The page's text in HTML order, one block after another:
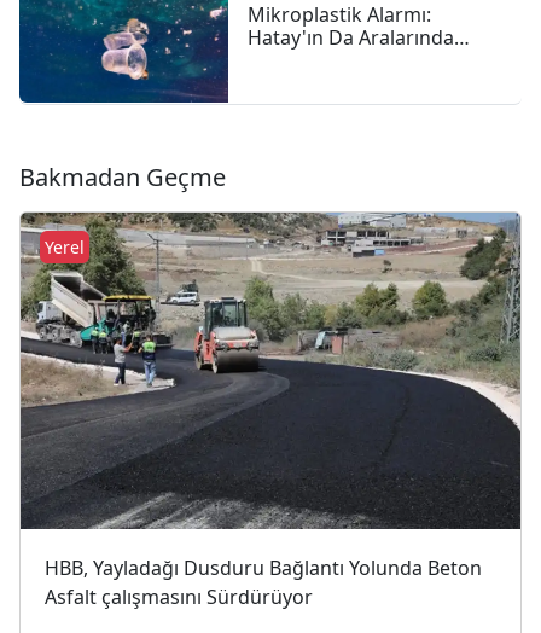
Mikroplastik Alarmı:
Hatay'ın Da Aralarında
Bakmadan Geçme
HBB, Yayladağı Dusduru Bağlantı Yolunda Beton
Asfalt çalışmasını Sürdürüyor
Yerel